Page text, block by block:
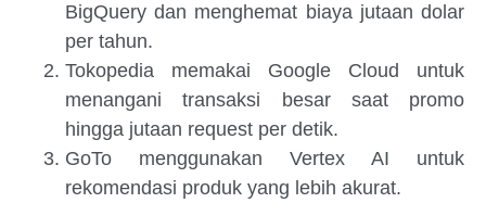
BigQuery dan menghemat biaya jutaan dolar
per tahun.
Tokopedia memakai Google Cloud untuk
menangani transaksi besar saat promo
hingga jutaan request per detik.
GoTo menggunakan Vertex AI untuk
rekomendasi produk yang lebih akurat.